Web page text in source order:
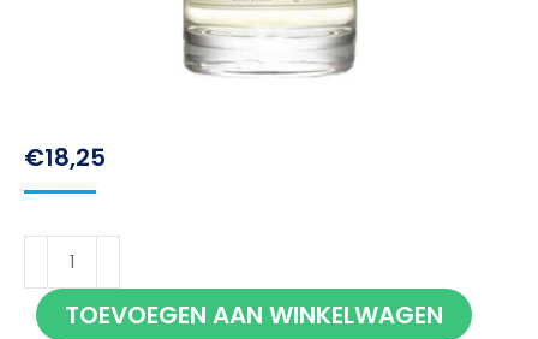
€18,25
Kalkwijck
Honing-
Gember
TOEVOEGEN AAN WINKELWAGEN